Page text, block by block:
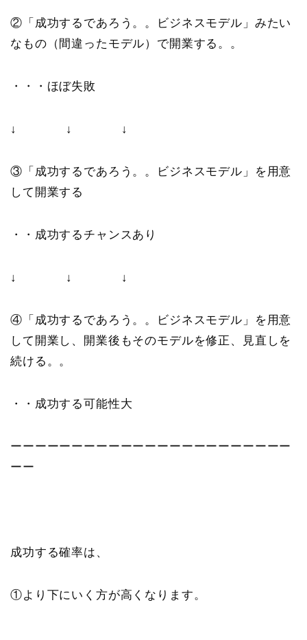
②「成功するであろう。。ビジネスモデル」みたい
なもの（間違ったモデル）で開業する。。
・・・ほぼ失敗
↓ ↓ ↓
③「成功するであろう。。ビジネスモデル」を用意
して開業する
・・成功するチャンスあり
↓ ↓ ↓
④「成功するであろう。。ビジネスモデル」を用意
して開業し、開業後もそのモデルを修正、見直しを
続ける。。
・・成功する可能性大
ーーーーーーーーーーーーーーーーーーーーーーー
ーー
成功する確率は、
①より下にいく方が高くなります。